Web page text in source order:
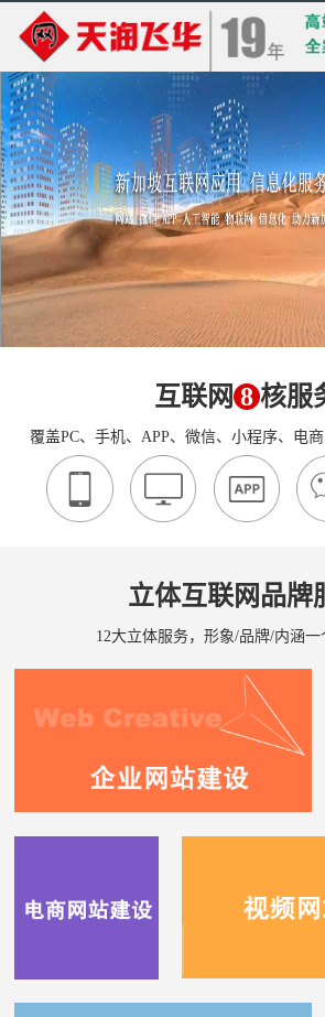
互联网 8 核服
覆盖PC、手机、APP、微信、小程序、电
立体互联网品牌
12大立体服务，形象/品牌/内涵